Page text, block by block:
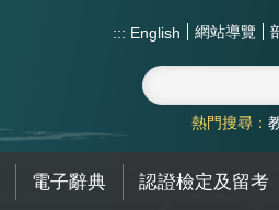
::: English 網站導覽
熱門搜尋：
電子辭典 認證檢定及留考